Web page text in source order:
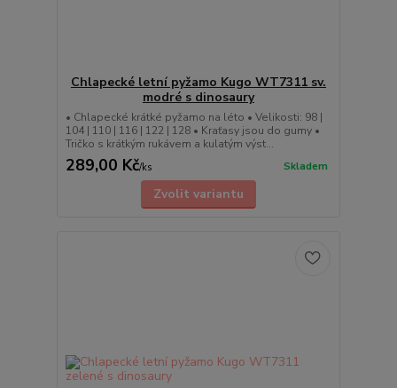
Chlapecké letní pyžamo Kugo WT7311 sv.
modré s dinosaury
• Chlapecké krátké pyžamo na léto • Velikosti: 98 |
104 | 110 | 116 | 122 | 128 • Kraťasy jsou do gumy •
Tričko s krátkým rukávem a kulatým výst...
289,00 Kč/ks Skladem
Zvolit variantu